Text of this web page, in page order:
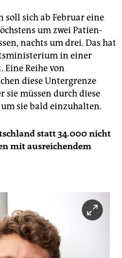
sich ab Februar eine
um zwei Pa­ti­en­
nachts um drei. Das hat
in einer
Eine Reihe von
diese Untergrenze
sie müssen durch diese
sie bald einzuhalten.
statt 34.000 nicht
mit ausreichendem